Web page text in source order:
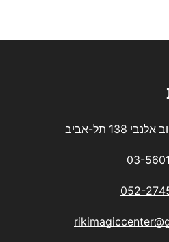
תל-אביב
03-
052-